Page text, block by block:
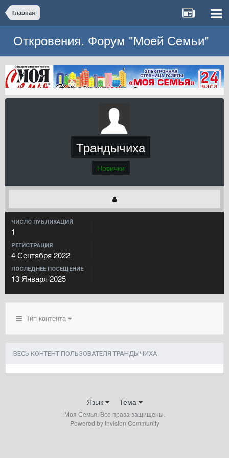
Главная
Откровения. Форум "Моей Семьи"
Трандычиха
Новички
ЧИСЛО ПУБЛИКАЦИЙ
1
РЕГИСТРАЦИЯ
4 Сентября 2022
ПОСЛЕДНЕЕ ПОСЕЩЕНИЕ
13 Января 2025
Тип контента
ВЕСЬ КОНТЕНТ ПОЛЬЗОВАТЕЛЯ ТРАНДЫЧИХА
Язык Тема
Моя Семья. Все права защищены.
Powered by Invision Community